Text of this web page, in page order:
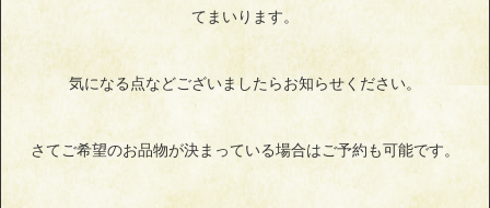
てまいります。
気になる点などございましたらお知らせください。
さてご希望のお品物が決まっている場合はご予約も可能です。